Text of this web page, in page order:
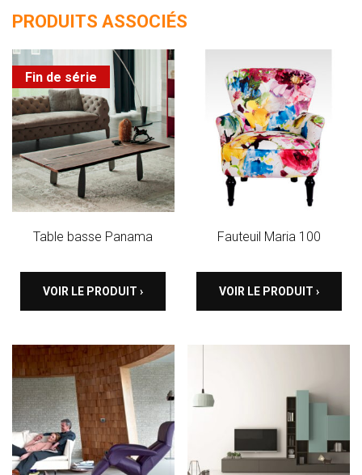
AGENCEMENTS INTÉRIEURS
CONTEMPORAIN
AUTHENTIQUE
CHAMBRES COMPLÈTES
PRODUITS ASSOCIÉS
Fin de série
Table basse Panama
VOIR LE PRODUIT ›
Fauteuil Maria 100
VOIR LE PRODUIT ›